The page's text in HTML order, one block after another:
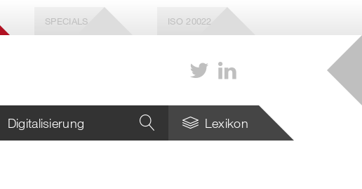
SPECIALS ISO 20022
Digitalisierung Lexikon